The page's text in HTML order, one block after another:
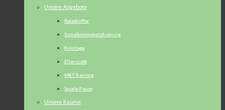
Unsere Angebote
Reisekoffer
Sozialkompetenztraining
Kinotage
Elterncafé
MKT-Training
Spiele-Pause
Unsere Räume